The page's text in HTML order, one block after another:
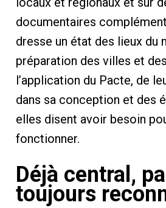
documentaires
dresse un état des lieux du
préparation des villes et
l’application du Pacte, de
dans sa conception et des
elles disent avoir besoin
fonctionner.
Déjà central,
toujours